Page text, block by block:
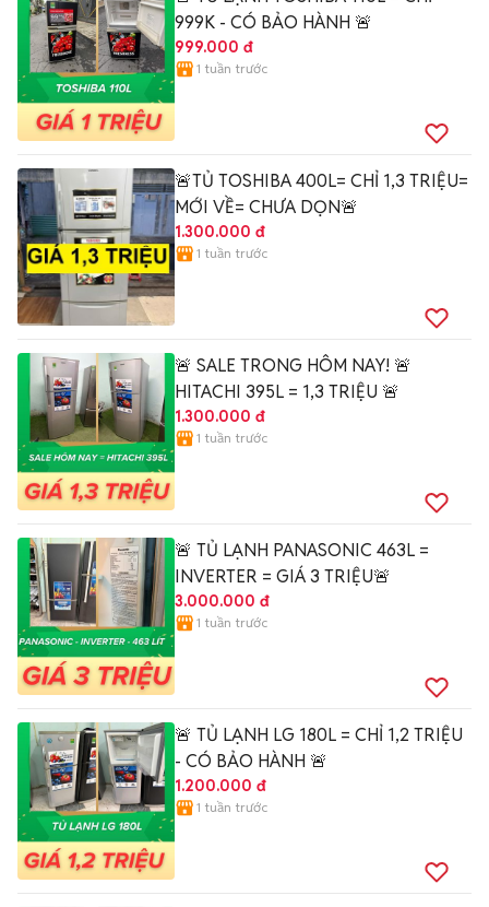
999K - CÓ BẢO HÀNH 🚨
999.000 đ
1 tuần trước
🚨TỦ TOSHIBA 400L= CHỈ 1,3 TRIỆU=
MỚI VỀ= CHƯA DỌN🚨
1.300.000 đ
1 tuần trước
🚨 SALE TRONG HÔM NAY! 🚨
HITACHI 395L = 1,3 TRIỆU 🚨
1.300.000 đ
1 tuần trước
🚨 TỦ LẠNH PANASONIC 463L =
INVERTER = GIÁ 3 TRIỆU🚨
3.000.000 đ
1 tuần trước
🚨 TỦ LẠNH LG 180L = CHỈ 1,2 TRIỆU
- CÓ BẢO HÀNH 🚨
1.200.000 đ
1 tuần trước